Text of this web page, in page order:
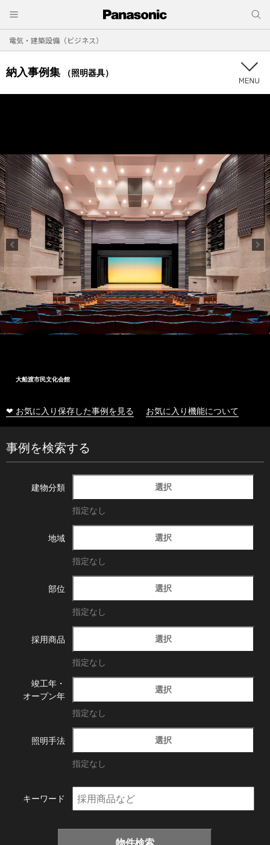
電気・建築設備（ビジネス）
納入事例集 （照明器具）
大船渡市民文化会館
❤ お気に入り保存した事例を見る お気に入り機能について
事例を検索する
建物分類 選択
指定なし
地域 選択
指定なし
部位 選択
指定なし
採用商品 選択
指定なし
竣工年・
オープン年
選択
指定なし
照明手法 選択
指定なし
キーワード